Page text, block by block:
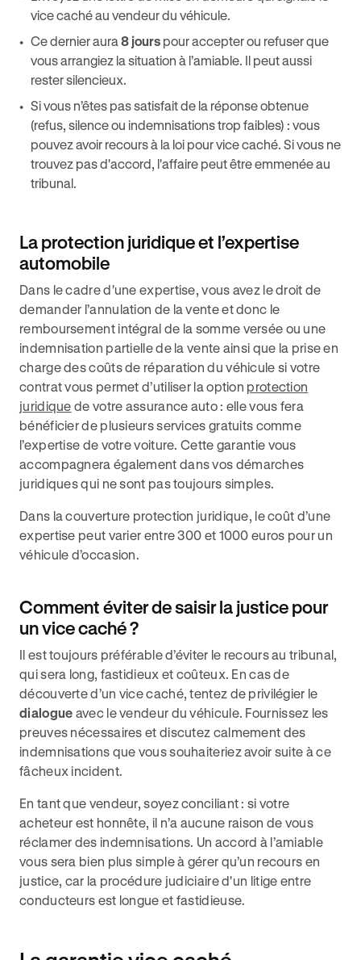
vice caché au vendeur du véhicule.
Ce dernier aura8 jours pour accepter ou refuser que
vous arrangiez la situation à l’amiable. Il peut aussi
rester silencieux.
Si vous n’êtes pas satisfait de la réponse obtenue
(refus, silence ou indemnisations trop faibles) : vous
pouvez avoir recours à la loi pour vice caché. Si vous ne
trouvez pas d'accord, l'affaire peut être emmenée au
tribunal.
La protection juridique et l’expertise
automobile
Dans le cadre d'une expertise, vous avez le droit de
demander l’annulation de la vente et donc le
remboursement intégral de la somme versée ou une
indemnisation partielle de la vente ainsi que la prise en
charge des coûts de réparation du véhicule si votre
contrat vous permet d’utiliser la option protection
juridique de votre assurance auto : elle vous fera
bénéficier de plusieurs services gratuits comme
l’expertise de votre voiture. Cette garantie vous
accompagnera également dans vos démarches
juridiques qui ne sont pas toujours simples.
Dans la couverture protection juridique, le coût d’une
expertise peut varier entre 300 et 1000 euros pour un
véhicule d’occasion.
Comment éviter de saisir la justice pour
un vice caché ?
Il est toujours préférable d’éviter le recours au tribunal,
qui sera long, fastidieux et coûteux. En cas de
découverte d’un vice caché, tentez de privilégier le
dialogue avec le vendeur du véhicule. Fournissez les
preuves nécessaires et discutez calmement des
indemnisations que vous souhaiteriez avoir suite à ce
fâcheux incident.
En tant que vendeur, soyez conciliant : si votre
acheteur est honnête, il n’a aucune raison de vous
réclamer des indemnisations. Un accord à l’amiable
vous sera bien plus simple à gérer qu’un recours en
justice, car la procédure judiciaire d'un litige entre
conducteurs est longue et fastidieuse.